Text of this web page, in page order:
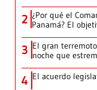
2 ¿Por qué el
Panamá? El
3 El gran
noche que
4 El acuerdo